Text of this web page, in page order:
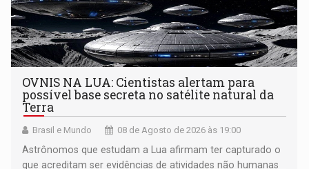
OVNIS NA LUA: Cientistas alertam para
possível base secreta no satélite natural da
Terra
Brasil e Mundo 08 de Agosto de 2026 às 19:00
Astrônomos que estudam a Lua afirmam ter capturado o
que acreditam ser evidências de atividades não humanas